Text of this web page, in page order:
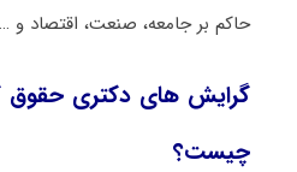
حاکم بر جامعه، صنعت، اقتصاد و
گرایش های دکتری ﺣﻘﻮق
چیست؟